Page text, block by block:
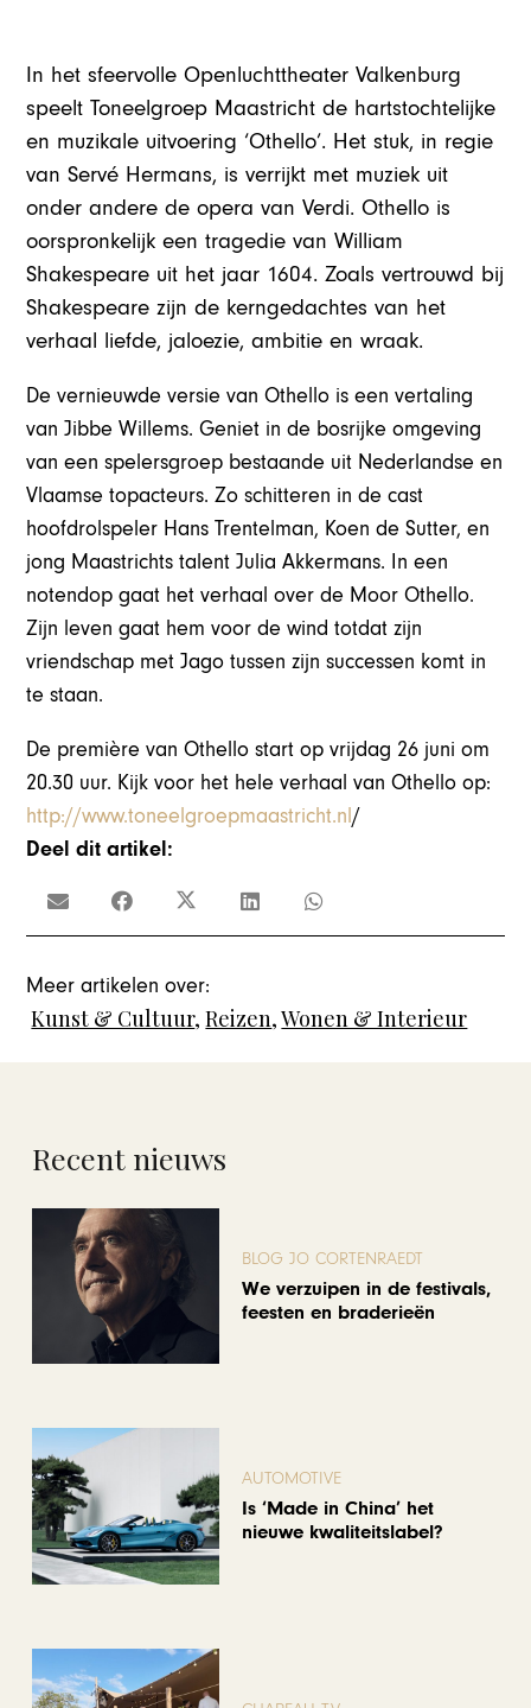
In het sfeervolle Openluchttheater Valkenburg
speelt Toneelgroep Maastricht de hartstochtelijke
en muzikale uitvoering ‘Othello’. Het stuk, in regie
van Servé Hermans, is verrijkt met muziek uit
onder andere de opera van Verdi. Othello is
oorspronkelijk een tragedie van William
Shakespeare uit het jaar 1604. Zoals vertrouwd bij
Shakespeare zijn de kerngedachtes van het
verhaal liefde, jaloezie, ambitie en wraak.
De vernieuwde versie van Othello is een vertaling
van Jibbe Willems. Geniet in de bosrijke omgeving
van een spelersgroep bestaande uit Nederlandse en
Vlaamse topacteurs. Zo schitteren in de cast
hoofdrolspeler Hans Trentelman, Koen de Sutter, en
jong Maastrichts talent Julia Akkermans. In een
notendop gaat het verhaal over de Moor Othello.
Zijn leven gaat hem voor de wind totdat zijn
vriendschap met Jago tussen zijn successen komt in
te staan.
De première van Othello start op vrijdag 26 juni om
20.30 uur. Kijk voor het hele verhaal van Othello op:
http://www.toneelgroepmaastricht.nl/
Deel dit artikel:
Meer artikelen over:
Kunst & Cultuur,Reizen,Wonen & Interieur
Recent nieuws
BLOG JO CORTENRAEDT
We verzuipen in de festivals,
feesten en braderieën
AUTOMOTIVE
Is ‘Made in China’ het
nieuwe kwaliteitslabel?